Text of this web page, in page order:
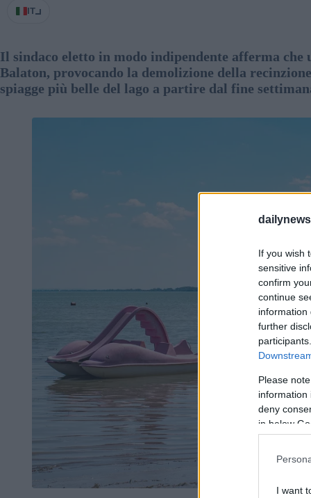
If you wish
sensitive
confirm
continue
information
further
Please
information
deny
in below
I want
IT
Il sindaco eletto in modo indipendente afferma
Balaton, provocando la demolizione della
spiagge più belle del lago a partire dal fine